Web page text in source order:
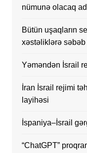
nümunə olacaq
Bütün uşaqların
xəstəliklərə
Yəməndən İsrail
İran İsrail rejimi
layihəsi
İspaniya–İsrail
“ChatGPT”